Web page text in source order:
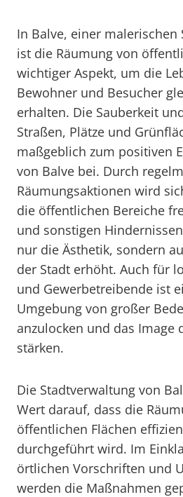
In Balve, einer malerischen
ist die Räumung von
wichtiger Aspekt, um die
Bewohner und Besucher
erhalten. Die Sauberkeit
Straßen, Plätze und
maßgeblich zum positiven
von Balve bei. Durch
Räumungsaktionen wird
die öffentlichen Bereiche
und sonstigen
nur die Ästhetik, sondern
der Stadt erhöht. Auch für
und Gewerbetreibende ist
Umgebung von großer
anzulocken und das Image
stärken.
Die Stadtverwaltung von
Wert darauf, dass die
öffentlichen Flächen
durchgeführt wird. Im
örtlichen Vorschriften und
werden die Maßnahmen